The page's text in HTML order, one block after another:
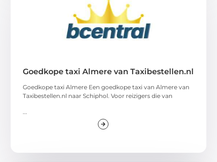
Goedkope taxi Almere van Taxibestellen.nl
Goedkope taxi Almere Een goedkope taxi van Almere van
Taxibestellen.nl naar Schiphol. Voor reizigers die van